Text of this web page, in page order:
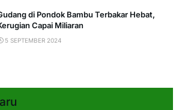
di Pondok Bambu Terbakar Hebat,
Capai Miliaran
5 SEPTEMBER 2024